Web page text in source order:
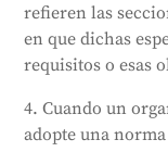
refieren las
en que dichas
requisitos o esas
4. Cuando un
adopte una